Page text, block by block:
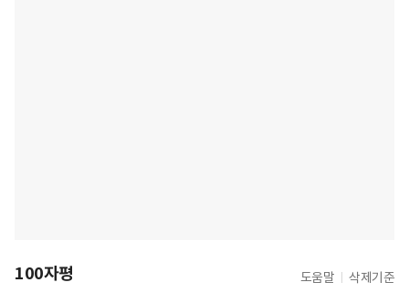
100자평 도움말 삭제기준